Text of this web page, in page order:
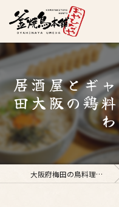
居酒屋とギ
田大阪の鶏
大阪府梅田の鳥料理なら釜焼鳥本舗おやひなや 梅田店